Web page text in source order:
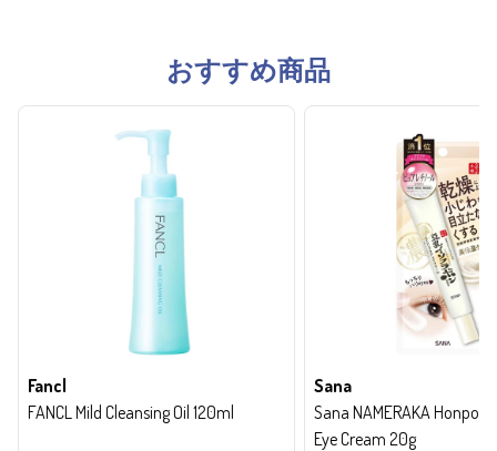
おすすめ商品
Fancl
FANCL Mild Cleansing Oil 120ml
Sana
Sana NAMERAKA Honpo
Eye Cream 20g